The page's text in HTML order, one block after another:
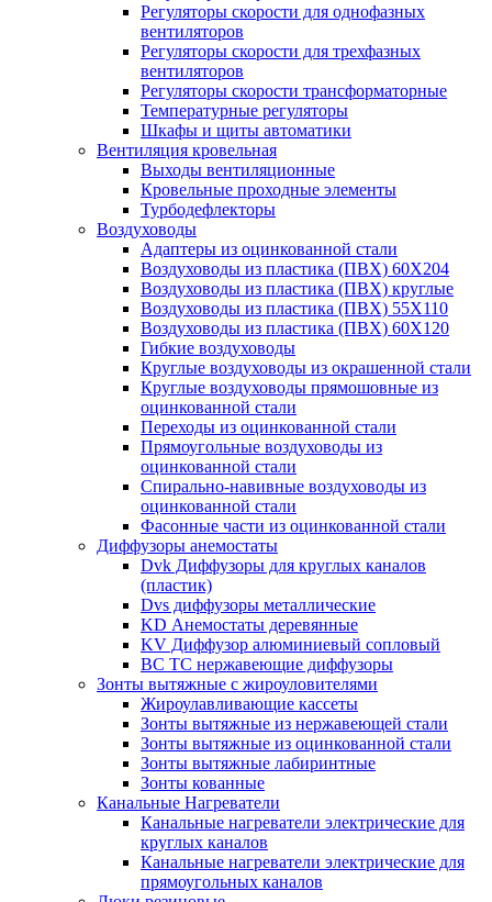
Регуляторы скорости для однофазных
вентиляторов
Регуляторы скорости для трехфазных
вентиляторов
Регуляторы скорости трансформаторные
Температурные регуляторы
Шкафы и щиты автоматики
Вентиляция кровельная
Выходы вентиляционные
Кровельные проходные элементы
Турбодефлекторы
Воздуховоды
Адаптеры из оцинкованной стали
Воздуховоды из пластика (ПВХ) 60Х204
Воздуховоды из пластика (ПВХ) круглые
Воздуховоды из пластика (ПВХ) 55Х110
Воздуховоды из пластика (ПВХ) 60Х120
Гибкие воздуховоды
Круглые воздуховоды из окрашенной стали
Круглые воздуховоды прямошовные из
оцинкованной стали
Переходы из оцинкованной стали
Прямоугольные воздуховоды из
оцинкованной стали
Спирально-навивные воздуховоды из
оцинкованной стали
Фасонные части из оцинкованной стали
Диффузоры анемостаты
Dvk Диффузоры для круглых каналов
(пластик)
Dvs диффузоры металлические
KD Анемостаты деревянные
KV Диффузор алюминиевый сопловый
ВС ТС нержавеющие диффузоры
Зонты вытяжные с жироуловителями
Жироулавливающие кассеты
Зонты вытяжные из нержавеющей стали
Зонты вытяжные из оцинкованной стали
Зонты вытяжные лабиринтные
Зонты кованные
Канальные Нагреватели
Канальные нагреватели электрические для
круглых каналов
Канальные нагреватели электрические для
прямоугольных каналов